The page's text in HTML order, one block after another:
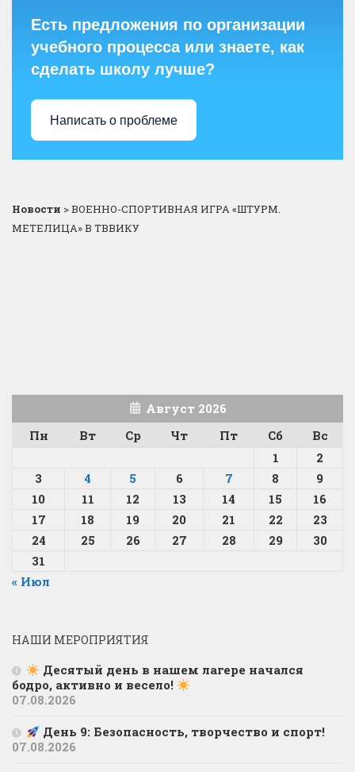
Есть предложения по организации
учебного процесса или знаете, как
сделать школу лучше?
Написать о проблеме
Новости >ВОЕННО-СПОРТИВНАЯ ИГРА «ШТУРМ.
МЕТЕЛИЦА» В ТВВИКУ
Август 2026
Пн
Вт Ср Чт Пт Сб
Вс
1
2
3
4 5 6 7 8
9
10
11 12 13 14 15
16
17
18 19 20 21 22
23
24
25 26 27 28 29
30
31
« Июл
НАШИ МЕРОПРИЯТИЯ
Десятый день в нашем лагере начался
бодро, активно и весело!
07.08.2026
День 9: Безопасность, творчество и спорт!
07.08.2026